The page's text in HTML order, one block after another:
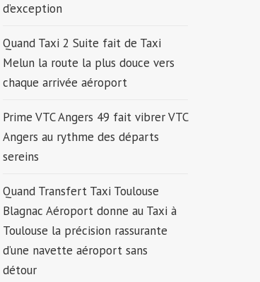
d’exception
Quand Taxi 2 Suite fait de Taxi
Melun la route la plus douce vers
chaque arrivée aéroport
Prime VTC Angers 49 fait vibrer VTC
Angers au rythme des départs
sereins
Quand Transfert Taxi Toulouse
Blagnac Aéroport donne au Taxi à
Toulouse la précision rassurante
d’une navette aéroport sans
détour